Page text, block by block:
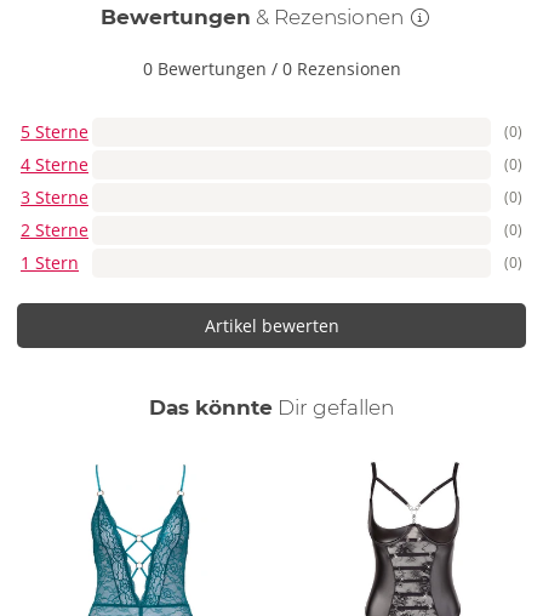
Bewertungen & Rezensionen
0 Bewertungen / 0 Rezensionen
5 Sterne (0)
4 Sterne (0)
3 Sterne (0)
2 Sterne (0)
1 Stern (0)
Artikel bewerten
Das könnte Dir auch
gefallen